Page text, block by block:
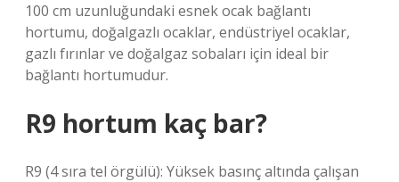
100 cm uzunluğundaki esnek ocak bağlantı
hortumu, doğalgazlı ocaklar, endüstriyel ocaklar,
gazlı fırınlar ve doğalgaz sobaları için ideal bir
bağlantı hortumudur.
R9 hortum kaç bar?
R9 (4 sıra tel örgülü): Yüksek basınç altında çalışan